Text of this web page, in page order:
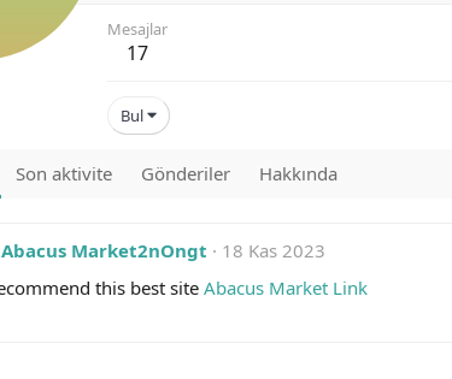
Mesajlar
17
Bul
Son aktivite Gönderiler Hakkında
Abacus Market2nOngt
18 Kas 2023
this best site Abacus Market Link